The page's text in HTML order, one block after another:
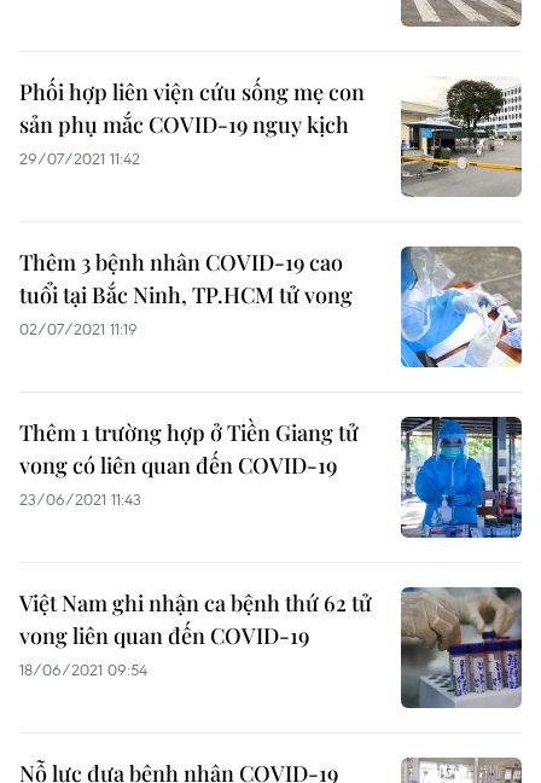
Phối hợp liên viện cứu sống mẹ con
sản phụ mắc COVID-19 nguy kịch
29/07/2021 11:42
Thêm 3 bệnh nhân COVID-19 cao
tuổi tại Bắc Ninh, TP.HCM tử vong
02/07/2021 11:19
Thêm 1 trường hợp ở Tiền Giang tử
vong có liên quan đến COVID-19
23/06/2021 11:43
Việt Nam ghi nhận ca bệnh thứ 62 tử
vong liên quan đến COVID-19
18/06/2021 09:54
Nỗ lực đưa bệnh nhân COVID-19